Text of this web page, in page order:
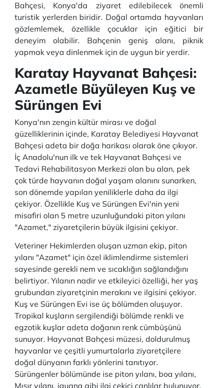
Bahçesi, Konya'da ziyaret edilebilecek önemli
turistik yerlerden biridir. Doğal ortamda hayvanları
gözlemlemek, özellikle çocuklar için eğitici bir
deneyim olabilir. Bahçenin geniş alanı, piknik
yapmak veya dinlenmek için de uygun bir yerdir.
Karatay Hayvanat Bahçesi:
Azametle Büyüleyen Kuş ve
Sürüngen Evi
Konya'nın zengin kültür mirası ve doğal
güzelliklerinin içinde, Karatay Belediyesi Hayvanat
Bahçesi adeta bir doğa harikası olarak öne çıkıyor.
İç Anadolu'nun ilk ve tek Hayvanat Bahçesi ve
Tedavi Rehabilitasyon Merkezi olan bu alan, pek
çok türde hayvanın doğal yaşam alanını sunarken,
son dönemde yapılan yeniliklerle daha da ilgi
çekiyor. Özellikle Kuş ve Sürüngen Evi'nin yeni
misafiri olan 5 metre uzunluğundaki piton yılanı
"Azamet," ziyaretçilerin büyük ilgisini çekiyor.
Veteriner Hekimlerden oluşan uzman ekip, piton
yılanı "Azamet" için özel iklimlendirme sistemleri
sayesinde gerekli nem ve sıcaklığın sağlandığını
belirtiyor. Yılanın nadir ve etkileyici özelliği, her yaş
grubundan ziyaretçinin merakını ve ilgisini çekiyor.
Kuş ve Sürüngen Evi ise üç bölümden oluşuyor.
Tropikal kuşların sergilendiği bölümde renkli ve
egzotik kuşlar adeta doğanın renk cümbüşünü
sunuyor. Hayvanat Bahçesi müzesi, doldurulmuş
hayvanlar ve çeşitli yumurtalarla ziyaretçilere
doğal dünyanın farklı yönlerini tanıtıyor.
Sürüngenler bölümünde ise piton yılanı, boa yılanı,
Mısır yılanı, iguana gibi ilgi çekici canlılar bulunuyor.